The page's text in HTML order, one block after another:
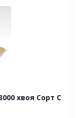
хвоя Сорт С